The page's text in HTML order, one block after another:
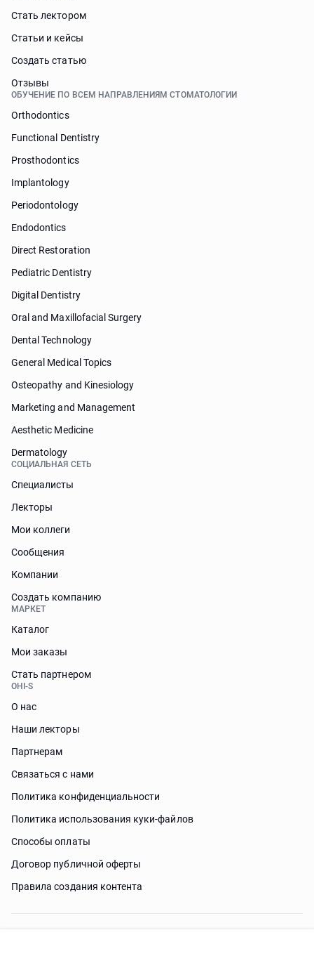
Стать лектором
Статьи и кейсы
Cоздать статью
Отзывы
ОБУЧЕНИЕ ПО ВСЕМ НАПРАВЛЕНИЯМ СТОМАТОЛОГИИ
Orthodontics
Functional Dentistry
Prosthodontics
Implantology
Periodontology
Endodontics
Direct Restoration
Pediatric Dentistry
Digital Dentistry
Oral and Maxillofacial Surgery
Dental Technology
General Medical Topics
Osteopathy and Kinesiology
Marketing and Management
Aesthetic Medicine
Dermatology
СОЦИАЛЬНАЯ СЕТЬ
Специалисты
Лекторы
Мои коллеги
Сообщения
Компании
Создать компанию
МАРКЕТ
Каталог
Мои заказы
Стать партнером
OHI-S
О нас
Наши лекторы
Партнерам
Связаться с нами
Политика конфиденциальности
Политика использования куки-файлов
Способы оплаты
Договор публичной оферты
Правила создания контента